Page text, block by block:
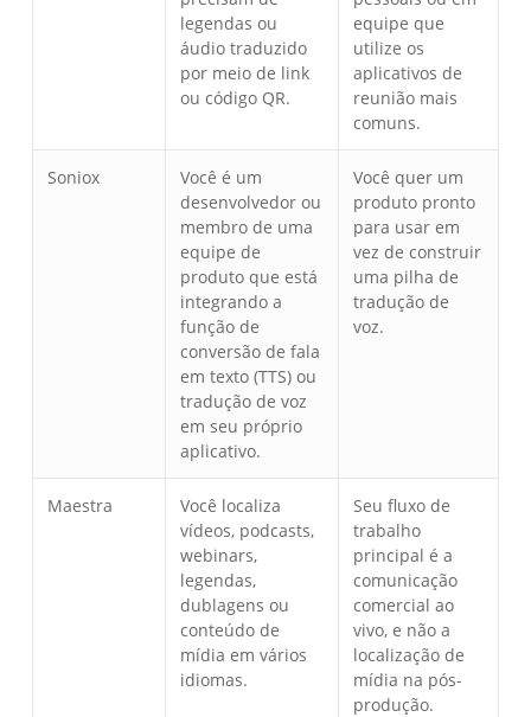
legendas ou
áudio traduzido
por meio de link
ou código QR.
equipe que
utilize os
aplicativos de
reunião mais
comuns.
Soniox
Você é um
desenvolvedor ou
membro de uma
equipe de
produto que está
integrando a
função de
conversão de fala
em texto (TTS) ou
tradução de voz
em seu próprio
aplicativo.
Você quer um
produto pronto
para usar em
vez de construir
uma pilha de
tradução de
voz.
Maestra
Você localiza
vídeos, podcasts,
webinars,
legendas,
dublagens ou
conteúdo de
mídia em vários
idiomas.
Seu fluxo de
trabalho
principal é a
comunicação
comercial ao
vivo, e não a
localização de
mídia na pós-
produção.